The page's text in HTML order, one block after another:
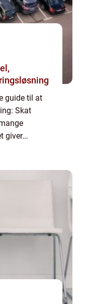
guide til at
Skat
giver